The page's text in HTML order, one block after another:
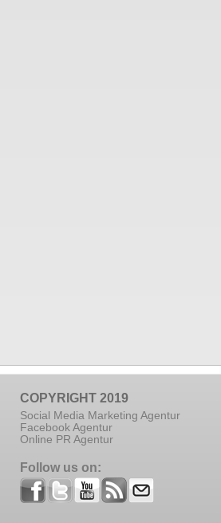
COPYRIGHT 2019
Social Media Marketing Agentur
Facebook Agentur
Online PR Agentur
Follow us on: